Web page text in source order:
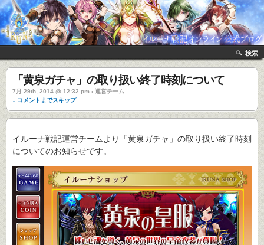
検索
「黄泉ガチャ」の取り扱い終了時刻について
7月 29th, 2014 @ 12:32 pm › 運営チーム
↓ コメントまでスキップ
イルーナ戦記運営チームより「黄泉ガチャ」の取り扱い終了時刻
についてのお知らせです。